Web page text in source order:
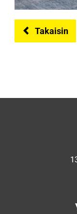
Takaisin